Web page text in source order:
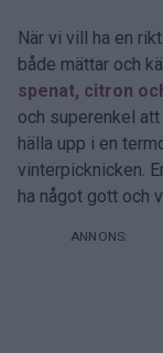
När vi vill ha en
både mättar och
spenat, citron
och superenkel
hälla upp i en
vinterpicknicken.
ha något gott och